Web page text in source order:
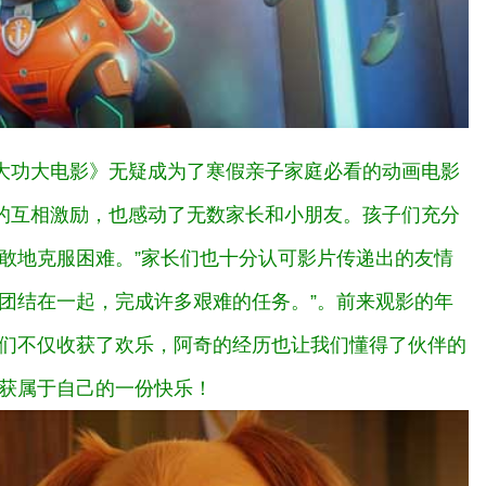
大电影》无疑成为了寒假亲子家庭必看的动画电影
相激励，也感动了无数家长和小朋友。孩子们充分
地克服困难。”家长们也十分认可影片传递出的友情
结在一起，完成许多艰难的任务。”。前来观影的年
不仅收获了欢乐，阿奇的经历也让我们懂得了伙伴的
属于自己的一份快乐！